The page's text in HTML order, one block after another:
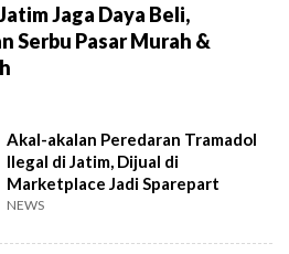
Jaga Daya Beli,
Serbu Pasar Murah &
Akal-akalan Peredaran Tramadol
Ilegal di Jatim, Dijual di
Marketplace Jadi Sparepart
NEWS